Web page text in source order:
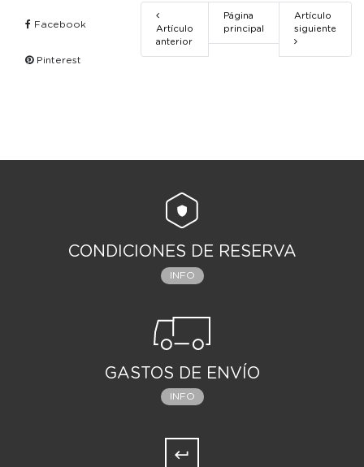
Facebook
Pinterest
Artículo
anterior
Página
principal
Artículo
siguiente
CONDICIONES DE RESERVA
INFO
GASTOS DE ENVÍO
INFO